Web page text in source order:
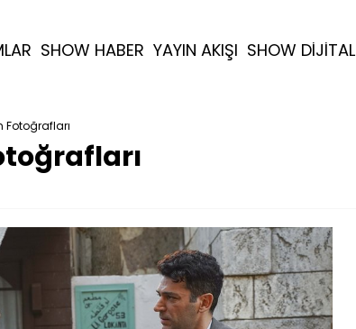
SHOW HABER YAYIN AKIŞI SHOW DİJİTAL
Fotoğrafları